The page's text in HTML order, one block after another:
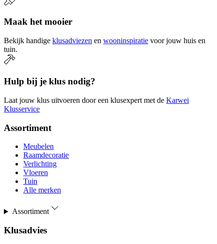
Maak het mooier
Bekijk handige klusadviezen en wooninspiratie voor jouw huis en
tuin.
Hulp bij je klus nodig?
Laat jouw klus uitvoeren door een klusexpert met de Karwei
Klusservice
Assortiment
Meubelen
Raamdecoratie
Verlichting
Vloeren
Tuin
Alle merken
Assortiment
Klusadvies